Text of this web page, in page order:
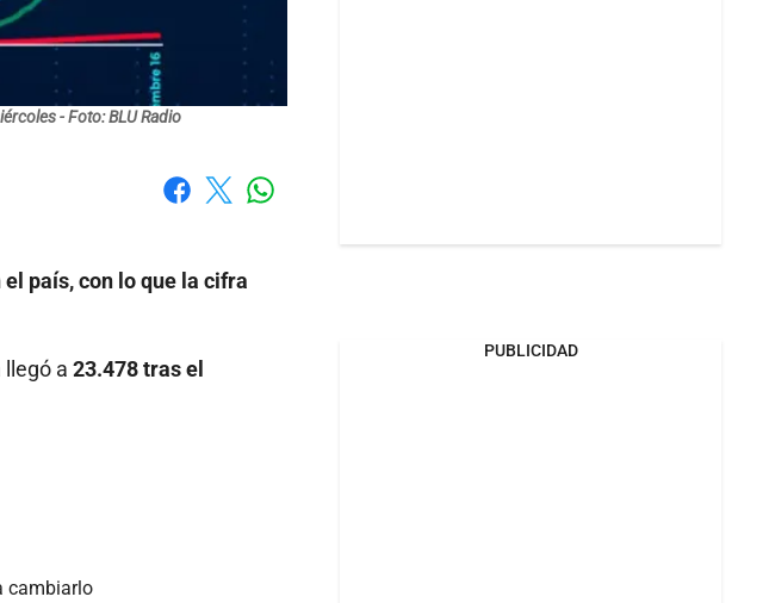
- Foto: BLU Radio
país, con lo que la cifra
a 23.478 tras el
cambiarlo
PUBLICIDAD